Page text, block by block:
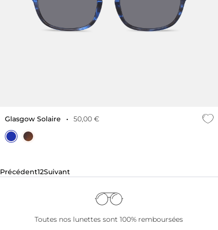
Glasgow Solaire • 50,00 €
Précédent12Suivant
Toutes nos lunettes sont 100% remboursées